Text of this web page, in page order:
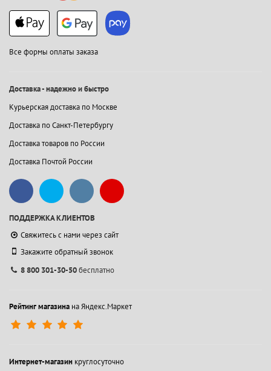
Все формы оплаты заказа
Доставка - надежно и быстро
Курьерская доставка по Москве
Доставка по Санкт-Петербургу
Доставка товаров по России
Доставка Почтой России
ПОДДЕРЖКА КЛИЕНТОВ
Свяжитесь с нами через сайт
Закажите обратный звонок
8 800 301-30-50бесплатно
Рейтинг магазина на Яндекс.Маркет
Интернет-магазин круглосуточно